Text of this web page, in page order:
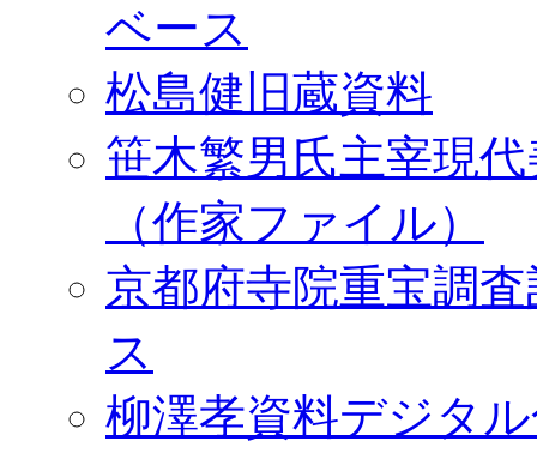
ベース
松島健旧蔵資料
笹木繁男氏主宰現
（作家ファイル）
京都府寺院重宝調
ス
柳澤孝資料デジタ